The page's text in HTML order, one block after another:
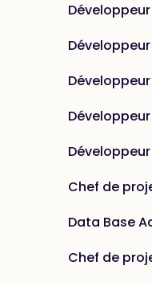
Développeur
Développeur
Chef de
Data Base
Chef de